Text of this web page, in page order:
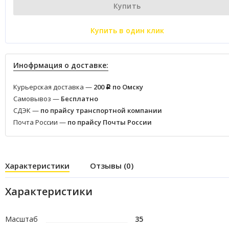
Купить
Купить в один клик
Инофрмация о доставке:
Курьерская доставка — 200 Р по Омску
Самовывоз — Бесплатно
СДЭК — по прайсу транспортной компании
Почта России — по прайсу Почты России
Характеристики Отзывы (0)
Характеристики
Масштаб 35